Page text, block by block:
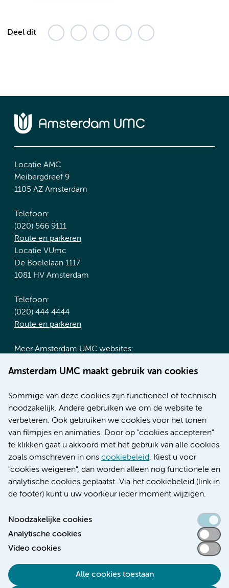
Deel dit
Amsterdam UMC maakt gebruik van cookies
Sommige van deze cookies zijn functioneel of technisch
noodzakelijk. Andere gebruiken we om de website te
verbeteren. Ook gebruiken we cookies voor het tonen
van filmpjes en animaties. Door op "cookies accepteren"
te klikken gaat u akkoord met het gebruik van alle cookies
zoals omschreven in ons cookiebeleid. Kiest u voor
"cookies weigeren", dan worden alleen nog functionele en
analytische cookies geplaatst. Via het cookiebeleid (link in
de footer) kunt u uw voorkeur ieder moment wijzigen.
Noodzakelijke cookies
Analytische cookies
Video cookies
Alle cookies toestaan
Locatie AMC
Meibergdreef 9
1105 AZ Amsterdam
Telefoon:
(020) 566 9111
Route en parkeren
Locatie VUmc
De Boelelaan 1117
1081 HV Amsterdam
Telefoon:
(020) 444 4444
Route en parkeren
Meer Amsterdam UMC websites:
Werken bij Amsterdam UMC
Nieuws
Research
Educatie locatie AMC
Educatie locatie VUmc
Verwijzen & diagnostiek
Toegankelijkheidsverklaring
Cookieverklaring